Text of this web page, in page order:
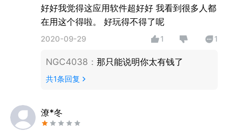
好好我觉得这应用软件超好好 我看到很多人都
在用这个得啦。 好玩得不得了呢
2020-09-29 1 1
NGC4038 ： 那只能说明你太有钱了
共1条回复
潦*冬